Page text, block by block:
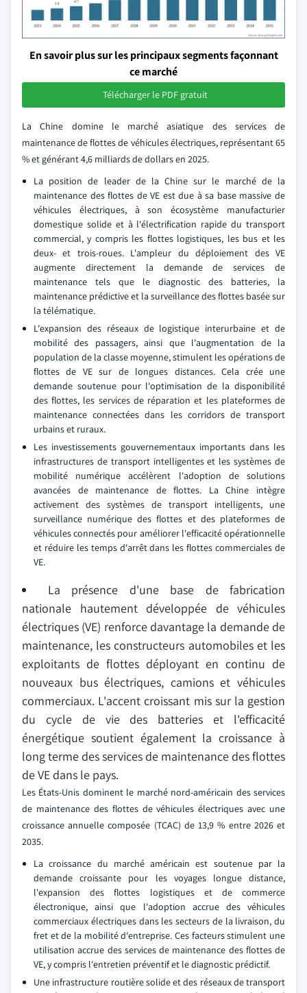
En savoir plus sur les principaux segments façonnant
ce marché
Télécharger le PDF gratuit
La Chine domine le marché asiatique des services de
maintenance de flottes de véhicules électriques, représentant 65
% et générant 4,6 milliards de dollars en 2025.
La position de leader de la Chine sur le marché de la
maintenance des flottes de VE est due à sa base massive de
véhicules électriques, à son écosystème manufacturier
domestique solide et à l'électrification rapide du transport
commercial, y compris les flottes logistiques, les bus et les
deux- et trois-roues. L'ampleur du déploiement des VE
augmente directement la demande de services de
maintenance tels que le diagnostic des batteries, la
maintenance prédictive et la surveillance des flottes basée sur
la télématique.
L'expansion des réseaux de logistique interurbaine et de
mobilité des passagers, ainsi que l'augmentation de la
population de la classe moyenne, stimulent les opérations de
flottes de VE sur de longues distances. Cela crée une
demande soutenue pour l'optimisation de la disponibilité
des flottes, les services de réparation et les plateformes de
maintenance connectées dans les corridors de transport
urbains et ruraux.
Les investissements gouvernementaux importants dans les
infrastructures de transport intelligentes et les systèmes de
mobilité numérique accélèrent l'adoption de solutions
avancées de maintenance de flottes. La Chine intègre
activement des systèmes de transport intelligents, une
surveillance numérique des flottes et des plateformes de
véhicules connectés pour améliorer l'efficacité opérationnelle
et réduire les temps d'arrêt dans les flottes commerciales de
VE.
La présence d'une base de fabrication
nationale hautement développée de véhicules
électriques (VE) renforce davantage la demande de
maintenance, les constructeurs automobiles et les
exploitants de flottes déployant en continu de
nouveaux bus électriques, camions et véhicules
commerciaux. L'accent croissant mis sur la gestion
du cycle de vie des batteries et l'efficacité
énergétique soutient également la croissance à
long terme des services de maintenance des flottes
de VE dans le pays.
Les États-Unis dominent le marché nord-américain des services
de maintenance des flottes de véhicules électriques avec une
croissance annuelle composée (TCAC) de 13,9 % entre 2026 et
2035.
La croissance du marché américain est soutenue par la
demande croissante pour les voyages longue distance,
l'expansion des flottes logistiques et de commerce
électronique, ainsi que l'adoption accrue des véhicules
commerciaux électriques dans les secteurs de la livraison, du
fret et de la mobilité d'entreprise. Ces facteurs stimulent une
utilisation accrue des services de maintenance des flottes de
VE, y compris l'entretien préventif et le diagnostic prédictif.
Une infrastructure routière solide et des réseaux de transport